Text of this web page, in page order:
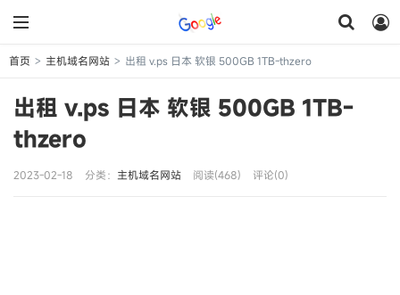
首页 > 主机域名网站 > 出租 v.ps 日本 软银 500GB 1TB-thzero
出租 v.ps 日本 软银 500GB 1TB-
thzero
2023-02-18 分类： 主机域名网站 阅读(468) 评论(0)